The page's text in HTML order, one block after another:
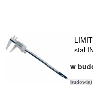
inne
stal
w
budowie)